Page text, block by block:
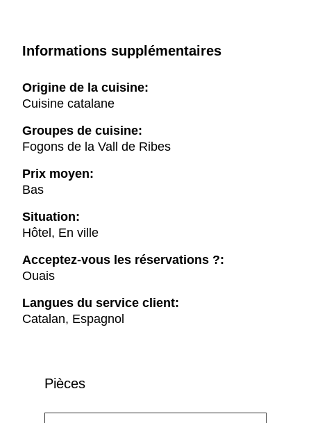
Informations supplémentaires
Origine de la cuisine:
Cuisine catalane
Groupes de cuisine:
Fogons de la Vall de Ribes
Prix moyen:
Bas
Situation:
Hôtel, En ville
Acceptez-vous les réservations ?:
Ouais
Langues du service client:
Catalan, Espagnol
Pièces